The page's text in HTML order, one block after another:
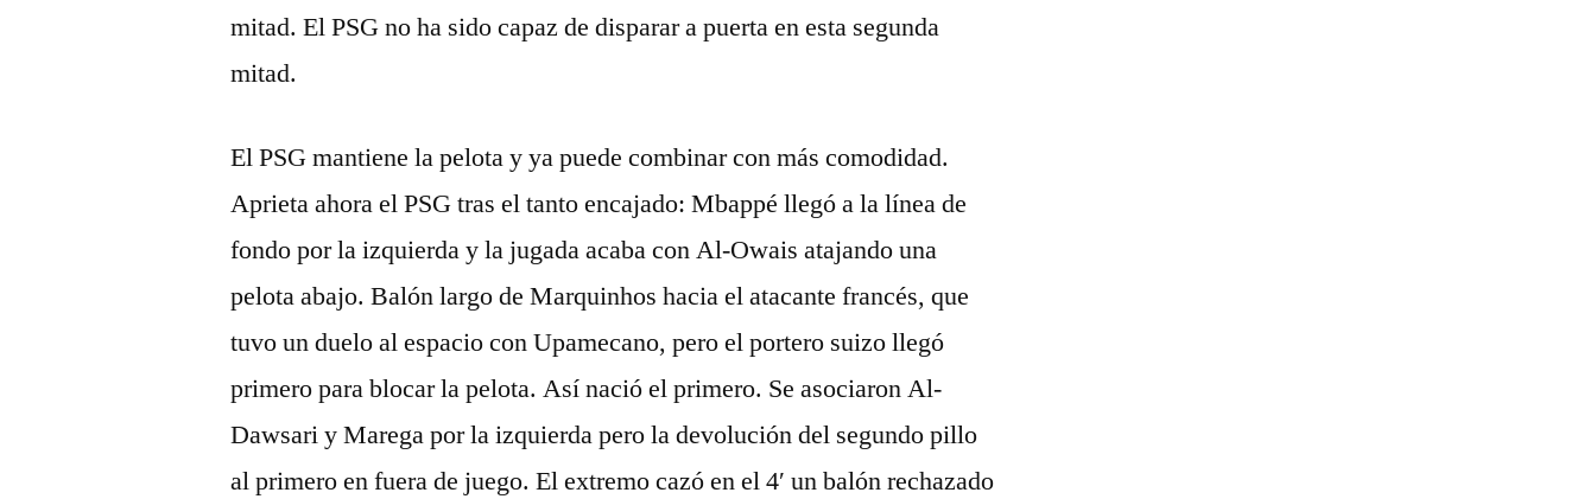
mitad. El PSG no ha sido capaz de disparar a puerta en esta segunda
mitad.
El PSG mantiene la pelota y ya puede combinar con más comodidad.
Aprieta ahora el PSG tras el tanto encajado: Mbappé llegó a la línea de
fondo por la izquierda y la jugada acaba con Al-Owais atajando una
pelota abajo. Balón largo de Marquinhos hacia el atacante francés, que
tuvo un duelo al espacio con Upamecano, pero el portero suizo llegó
primero para blocar la pelota. Así nació el primero. Se asociaron Al-
Dawsari y Marega por la izquierda pero la devolución del segundo pillo
al primero en fuera de juego. El extremo cazó en el 4′ un balón rechazado